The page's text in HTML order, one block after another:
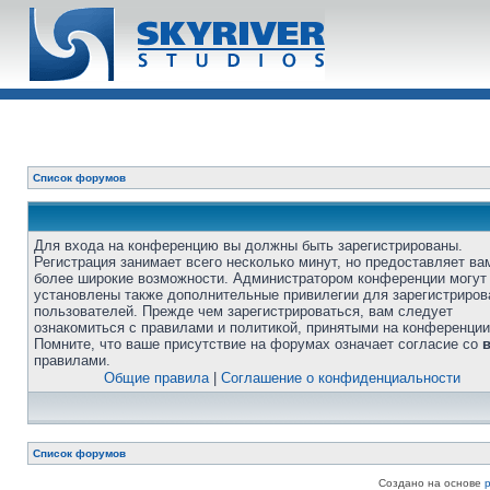
Список форумов
Для входа на конференцию вы должны быть зарегистрированы.
Регистрация занимает всего несколько минут, но предоставляет
более широкие возможности. Администратором конференции
установлены также дополнительные привилегии для
пользователей. Прежде чем зарегистрироваться, вам следует
ознакомиться с правилами и политикой, принятыми на
Помните, что ваше присутствие на форумах означает согласие со
правилами.
Общие правила| Соглашение о конфиденциальности
Список форумов
Создано на основе